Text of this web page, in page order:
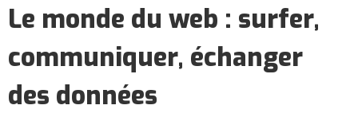
Le monde du web : surfer,
communiquer, échanger
des données